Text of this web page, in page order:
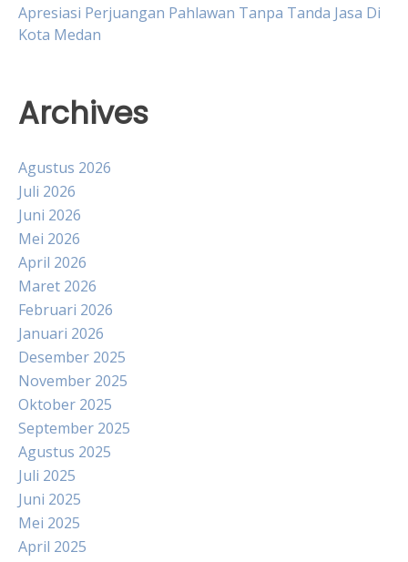
Apresiasi Perjuangan Pahlawan Tanpa Tanda Jasa Di
Kota Medan
Archives
Agustus 2026
Juli 2026
Juni 2026
Mei 2026
April 2026
Maret 2026
Februari 2026
Januari 2026
Desember 2025
November 2025
Oktober 2025
September 2025
Agustus 2025
Juli 2025
Juni 2025
Mei 2025
April 2025